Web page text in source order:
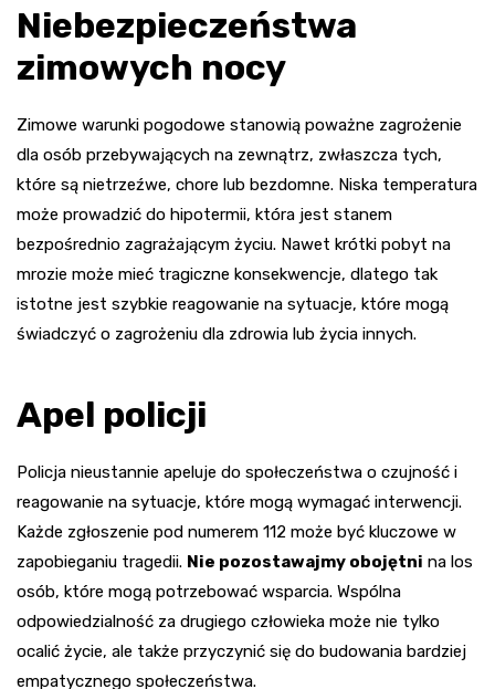
Niebezpieczeństwa
zimowych nocy
Zimowe warunki pogodowe stanowią poważne zagrożenie
dla osób przebywających na zewnątrz, zwłaszcza tych,
które są nietrzeźwe, chore lub bezdomne. Niska temperatura
może prowadzić do hipotermii, która jest stanem
bezpośrednio zagrażającym życiu. Nawet krótki pobyt na
mrozie może mieć tragiczne konsekwencje, dlatego tak
istotne jest szybkie reagowanie na sytuacje, które mogą
świadczyć o zagrożeniu dla zdrowia lub życia innych.
Apel policji
Policja nieustannie apeluje do społeczeństwa o czujność i
reagowanie na sytuacje, które mogą wymagać interwencji.
Każde zgłoszenie pod numerem 112 może być kluczowe w
zapobieganiu tragedii. Nie pozostawajmy obojętni na los
osób, które mogą potrzebować wsparcia. Wspólna
odpowiedzialność za drugiego człowieka może nie tylko
ocalić życie, ale także przyczynić się do budowania bardziej
empatycznego społeczeństwa.